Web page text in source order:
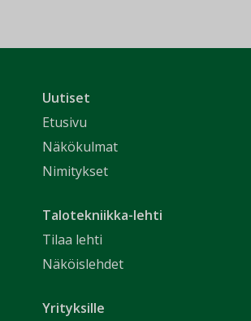
Uutiset
Etusivu
Näkökulmat
Nimitykset
Talotekniikka-lehti
Tilaa lehti
Näköislehdet
Yrityksille